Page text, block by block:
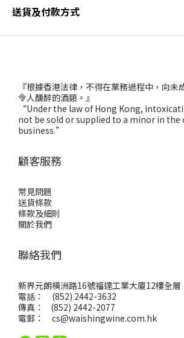
送貨及付款方式
『根據香港法律，不得在業務過程中，向未
令人醺醉的酒類。』
“Under the law of Hong Kong,
not be sold or supplied to a minor in the
business.”
顧客服務
常見問題
送貨條款
條款及細則
關於我們
聯絡我們
新界元朗橫洲路16號福達工業大廈12樓全層
電話： (852) 2442-3632
傳真： (852) 2442-2077
電郵： cs@waishingwine.com.hk